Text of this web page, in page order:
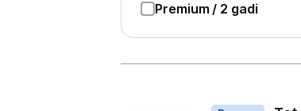
Premium / 2 gadi